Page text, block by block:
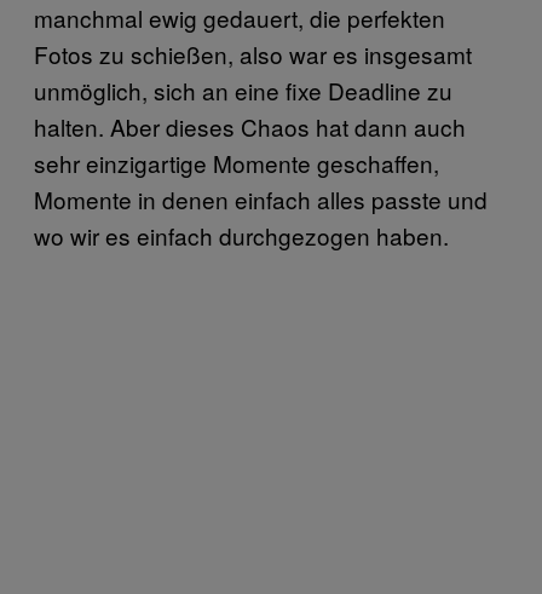
manchmal ewig gedauert, die perfekten
Fotos zu schießen, also war es insgesamt
unmöglich, sich an eine fixe Deadline zu
halten. Aber dieses Chaos hat dann auch
sehr einzigartige Momente geschaffen,
Momente in denen einfach alles passte und
wo wir es einfach durchgezogen haben.